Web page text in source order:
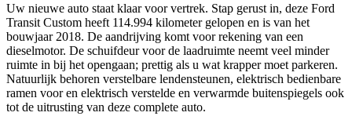
Uw nieuwe auto staat klaar voor vertrek. Stap gerust in, deze Ford
Transit Custom heeft 114.994 kilometer gelopen en is van het
bouwjaar 2018. De aandrijving komt voor rekening van een
dieselmotor. De schuifdeur voor de laadruimte neemt veel minder
ruimte in bij het opengaan; prettig als u wat krapper moet parkeren.
Natuurlijk behoren verstelbare lendensteunen, elektrisch bedienbare
ramen voor en elektrisch verstelde en verwarmde buitenspiegels ook
tot de uitrusting van deze complete auto.